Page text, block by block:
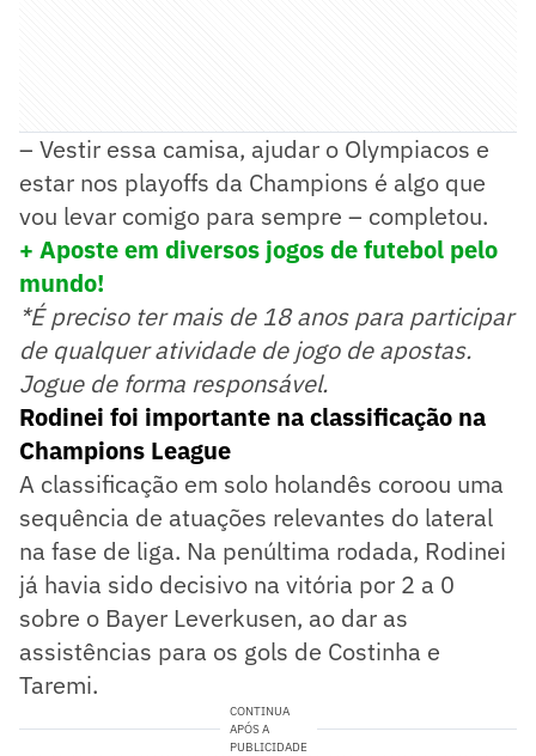
– Vestir essa camisa, ajudar o Olympiacos e
estar nos playoffs da Champions é algo que
vou levar comigo para sempre – completou.
+ Aposte em diversos jogos de futebol pelo
mundo!
*É preciso ter mais de 18 anos para participar
de qualquer atividade de jogo de apostas.
Jogue de forma responsável.
Rodinei foi importante na classificação na
Champions League
A classificação em solo holandês coroou uma
sequência de atuações relevantes do lateral
na fase de liga. Na penúltima rodada, Rodinei
já havia sido decisivo na vitória por 2 a 0
sobre o Bayer Leverkusen, ao dar as
assistências para os gols de Costinha e
Taremi.
CONTINUA
APÓS A
PUBLICIDADE